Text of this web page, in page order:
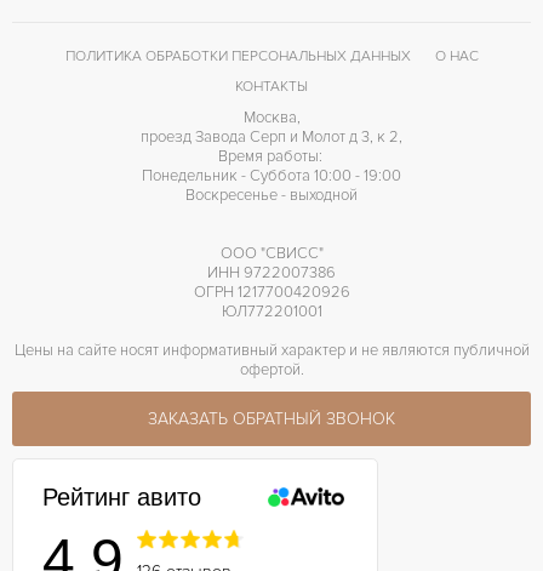
ПОЛИТИКА ОБРАБОТКИ ПЕРСОНАЛЬНЫХ ДАННЫХ
О НАС
КОНТАКТЫ
Москва,
проезд Завода Серп и Молот д 3, к 2,
Время работы:
Понедельник - Суббота 10:00 - 19:00
Воскресенье - выходной
ООО "СВИСС"
ИНН 9722007386
ОГРН 1217700420926
ЮЛ772201001
Цены на сайте носят информативный характер и не являются публичной
офертой.
ЗАКАЗАТЬ ОБРАТНЫЙ ЗВОНОК
Рейтинг авито